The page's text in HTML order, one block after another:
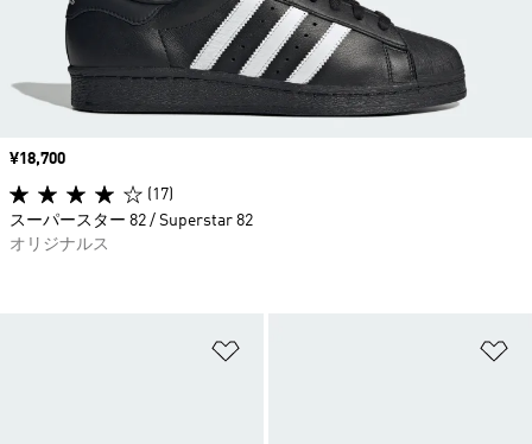
価格
¥18,700
(17)
スーパースター 82 / Superstar 82
オリジナルス